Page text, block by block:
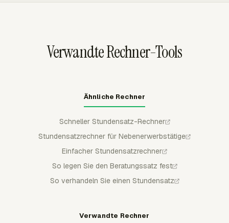
Verwandte Rechner-Tools
Ähnliche Rechner
Schneller Stundensatz-Rechner
Stundensatzrechner für Nebenerwerbstätige
Einfacher Stundensatzrechner
So legen Sie den Beratungssatz fest
So verhandeln Sie einen Stundensatz
Verwandte Rechner